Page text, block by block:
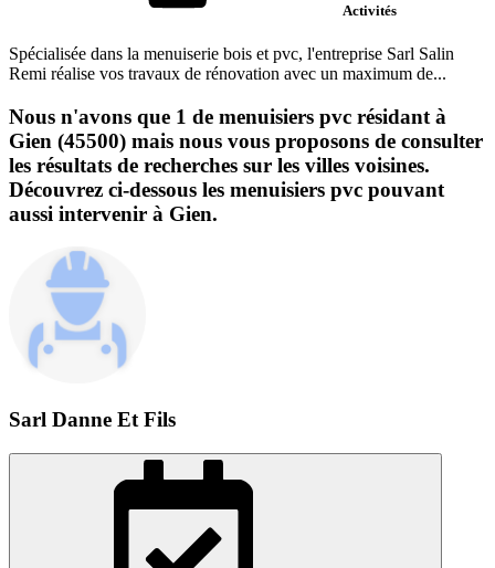
Activités
Spécialisée dans la menuiserie bois et pvc, l'entreprise Sarl Salin
Remi réalise vos travaux de rénovation avec un maximum de...
Nous n'avons que 1 de menuisiers pvc résidant à
Gien (45500) mais nous vous proposons de consulter
les résultats de recherches sur les villes voisines.
Découvrez ci-dessous les menuisiers pvc pouvant
aussi intervenir à Gien.
Sarl Danne Et Fils